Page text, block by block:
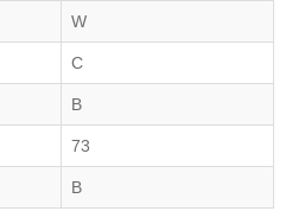
W
C
B
73
B